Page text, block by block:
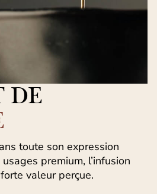
DE
toute son expression
premium, l’infusion
valeur perçue.